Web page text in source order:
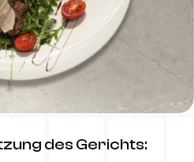
Steakdes Gerichts: